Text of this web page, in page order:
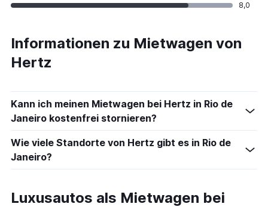
8,0
Informationen zu Mietwagen von
Hertz
Kann ich meinen Mietwagen bei Hertz in Rio de
Janeiro kostenfrei stornieren?
Wie viele Standorte von Hertz gibt es in Rio de
Janeiro?
Luxusautos als Mietwagen bei